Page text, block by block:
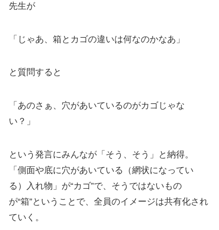
先生が
「じゃあ、箱とカゴの違いは何なのかなあ」
と質問すると
「あのさぁ、穴があいているのがカゴじゃな
い？」
という発言にみんなが「そう、そう」と納得。
「側面や底に穴があいている（網状になってい
る）入れ物」が“カゴ”で、そうではないもの
が“箱”ということで、全員のイメージは共有化され
ていく。